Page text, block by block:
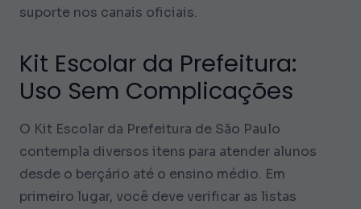
suporte nos canais oficiais.
Kit Escolar da Prefeitura:
Uso Sem Complicações
O Kit Escolar da Prefeitura de São Paulo
contempla diversos itens para atender alunos
desde o berçário até o ensino médio. Em
primeiro lugar, você deve verificar as listas